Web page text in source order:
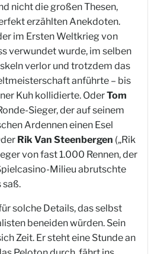
nicht die großen Thesen,
erzählten Anekdoten.
im Ersten Weltkrieg von
verwundet wurde, im selben
verlor und trotzdem das
anführte – bis
Kuh kollidierte. OderTom
Sieger, der auf seinem
Ardennen einen Esel
Rik Van Steenbergen („Rik
von fast 1.000 Rennen, der
Milieu abrutschte
saß.
solche Details, das selbst
beneiden würden. Sein
Zeit. Er steht eine Stunde an